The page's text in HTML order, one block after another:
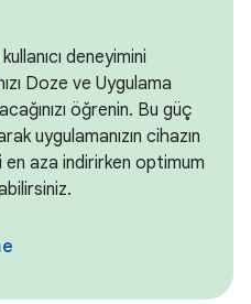
deneyimini
Doze ve Uygulama
öğrenin. Bu güç
uygulamanızın cihazın
aza indirirken optimum